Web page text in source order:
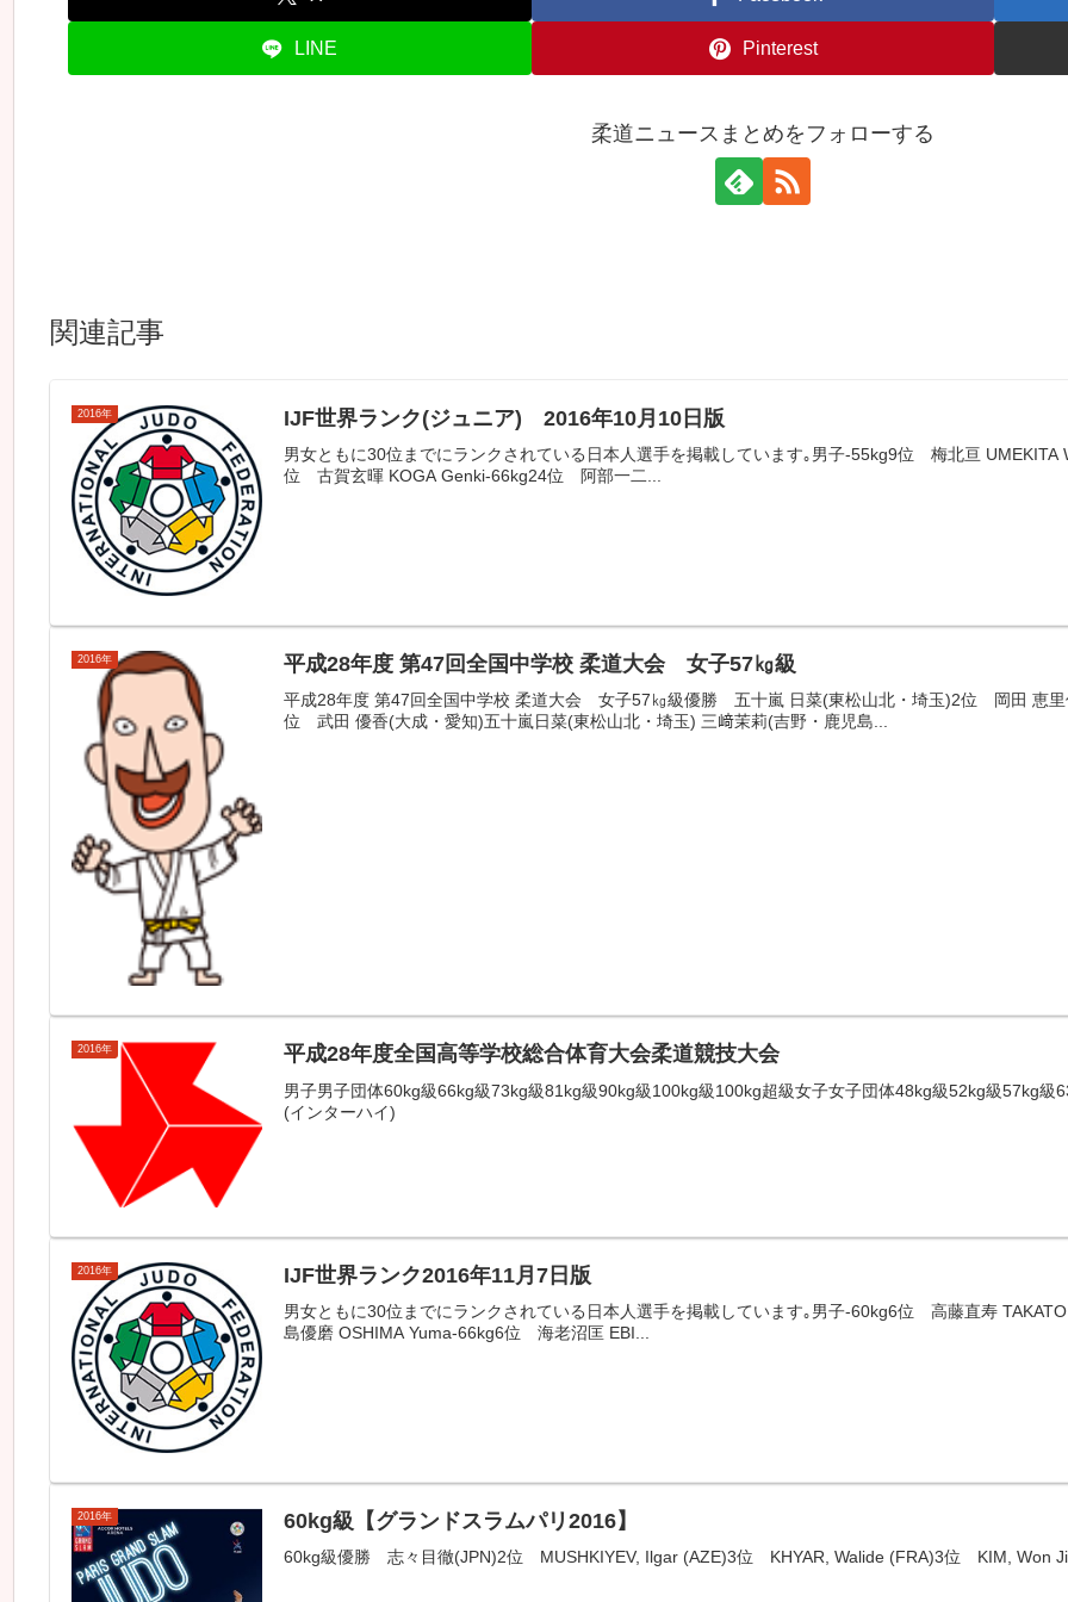
LINE Pinterest
柔道ニュースまとめをフォローする
関連記事
2016年 IJF世界ランク(ジュニア) 2016年10月10日版
男女ともに30位までにランクされている日本人選手を掲載しています｡男子-55kg9位 梅北亘
位 古賀玄暉 KOGA Genki-66kg24位 阿部一二...
2016年 平成28年度 第47回全国中学校 柔道大会 女子57㎏級
平成28年度 第47回全国中学校 柔道大会 女子57㎏級優勝 五十嵐 日菜(東松山北・埼玉)2位 岡田 恵
位 武田 優香(大成・愛知)五十嵐日菜(東松山北・埼玉) 三﨑茉莉(吉野・鹿児島...
2016年 平成28年度全国高等学校総合体育大会柔道競技大会
男子男子団体60kg級66kg級73kg級81kg級90kg級100kg級100kg超級女子女子団体48kg級52kg級57kg
(インターハイ)
2016年 IJF世界ランク2016年11月7日版
男女ともに30位までにランクされている日本人選手を掲載しています｡男子-60kg6位 高藤直寿
島優磨 OSHIMA Yuma-66kg6位 海老沼匡 EBI...
2016年 60kg級【グランドスラムパリ2016】
60kg級優勝 志々目徹(JPN)2位 MUSHKIYEV, Ilgar (AZE)3位 KHYAR, Walide (FRA)3位 KIM, Won